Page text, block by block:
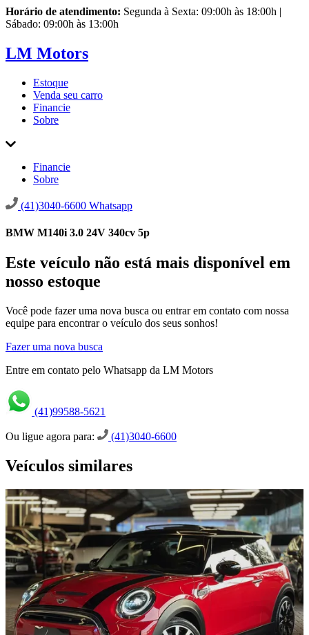
Horário de atendimento: Segunda à Sexta: 09:00h às 18:00h |
Sábado: 09:00h às 13:00h
LM Motors
Estoque
Venda seu carro
Financie
Sobre
Financie
Sobre
(41)3040-6600 Whatsapp
BMW M140i 3.0 24V 340cv 5p
Este veículo não está mais disponível em
nosso estoque
Você pode fazer uma nova busca ou entrar em contato com nossa
equipe para encontrar o veículo dos seus sonhos!
Fazer uma nova busca
Entre em contato pelo Whatsapp da LM Motors
(41)99588-5621
Ou ligue agora para: (41)3040-6600
Veículos similares